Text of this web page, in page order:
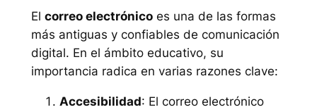
El correo electrónicoes una de las formas
más antiguas y confiables de comunicación
digital. En el ámbito educativo, su
importancia radica en varias razones clave:
Accesibilidad: El correo electrónico